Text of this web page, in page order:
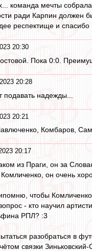
команда мечты
ради Карпин должен
респектище и спасибо
20:30
Пока 0:0.
20:28
надежды...
20:21
Комбаров,
20:17
из Праги, он за
он очень
чтобы
- кто научил
РПЛ? :3
разобраться в
связки Зиньковский-